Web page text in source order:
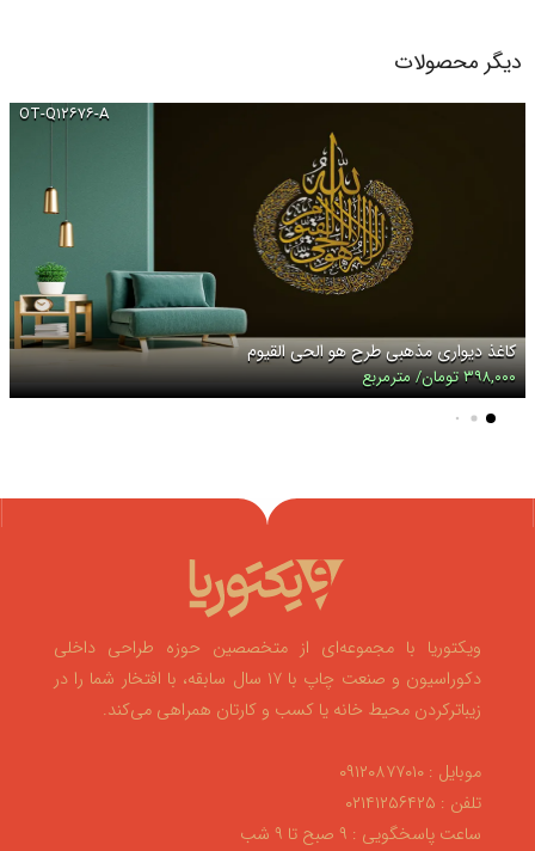
دیگر محصولات
OT-Q۱۲۶۷۶-A
کاغذ دیواری مذهبی طرح هو الحی القیوم
۳۹۸,۰۰۰ تومان/ مترمربع
ویکتوریا با مجموعه‌ای از متخصصین حوزه طراحی داخلی
دکوراسیون و صنعت چاپ با ۱۷ سال سابقه، با افتخار شما را در
زیباترکردن محیط خانه یا کسب و کارتان همراهی می‌کند.
موبایل : ۰۹۱۲۰۸۷۷۰۱۰
تلفن : ۰۲۱۴۱۲۵۶۴۲۵
ساعت پاسخگویی : ۹ صبح تا ۹ شب